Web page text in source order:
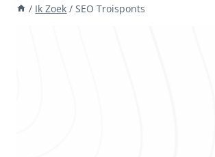
/ Ik Zoek / SEO Troisponts